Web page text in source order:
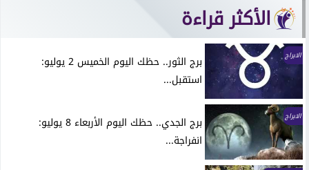
الأكثر قراءة
الابراج
برج الثور.. حظك اليوم الخميس 2 يوليو:
استقبل...
الابراج
برج الجدي.. حظك اليوم الأربعاء 8 يوليو:
انفراجة...